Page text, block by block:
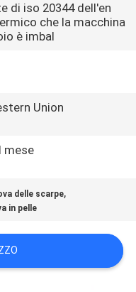
di iso 20344 dell'en
che la macchina
è imbal
Union
mese
delle scarpe,
in pelle